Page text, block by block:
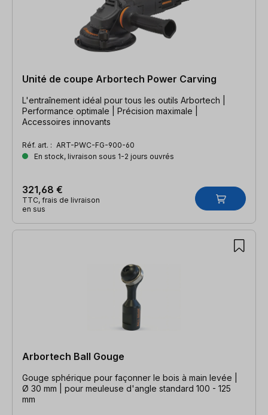
Unité de coupe Arbortech Power Carving
L'entraînement idéal pour tous les outils Arbortech |
Performance optimale | Précision maximale |
Accessoires innovants
Réf. art. : ART-PWC-FG-900-60
En stock, livraison sous 1-2 jours ouvrés
321,68 €
TTC, frais de livraison
en sus
Arbortech Ball Gouge
Gouge sphérique pour façonner le bois à main levée |
Ø 30 mm | pour meuleuse d'angle standard 100 - 125
mm